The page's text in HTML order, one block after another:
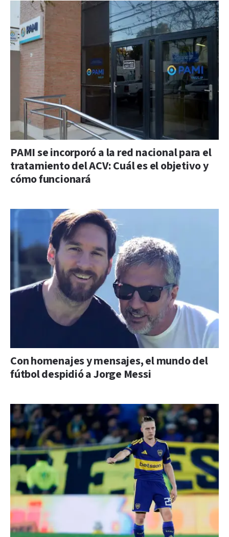
PAMI se incorporó a la red nacional para el
tratamiento del ACV: Cuál es el objetivo y
cómo funcionará
Con homenajes y mensajes, el mundo del
fútbol despidió a Jorge Messi